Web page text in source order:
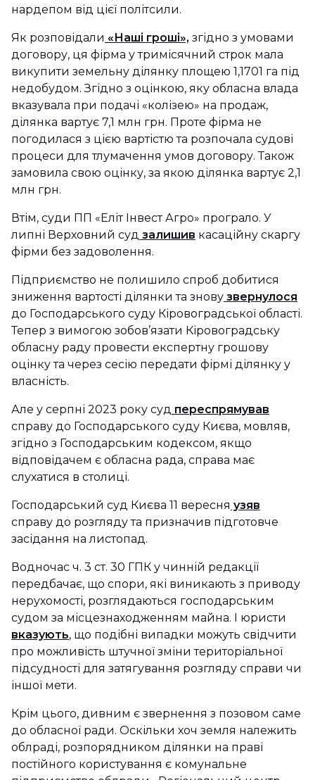
нардепом від цієї політсили.
Як розповідали «Наші гроші», згідно з умовами
договору, ця фірма у тримісячний строк мала
викупити земельну ділянку площею 1,1701 га під
недобудом. Згідно з оцінкою, яку обласна влада
вказувала при подачі «колізею» на продаж,
ділянка вартує 7,1 млн грн. Проте фірма не
погодилася з цією вартістю та розпочала судові
процеси для тлумачення умов договору. Також
замовила свою оцінку, за якою ділянка вартує 2,1
млн грн.
Втім, суди ПП «Еліт Інвест Агро» програло. У
липні Верховний суд залишив касаційну скаргу
фірми без задоволення.
Підприємство не полишило спроб добитися
зниження вартості ділянки та знову звернулося
до Господарського суду Кіровоградської області.
Тепер з вимогою зобов’язати Кіровоградську
обласну раду провести експертну грошову
оцінку та через сесію передати фірмі ділянку у
власність.
Але у серпні 2023 року суд переспрямував
справу до Господарського суду Києва, мовляв,
згідно з Господарським кодексом, якщо
відповідачем є обласна рада, справа має
слухатися в столиці.
Господарський суд Києва 11 вересня узяв
справу до розгляду та призначив підготовче
засідання на листопад.
Водночас ч. 3 ст. 30 ГПК у чинній редакції
передбачає, що спори, які виникають з приводу
нерухомості, розглядаються господарським
судом за місцезнаходженням майна. І юристи
вказують, що подібні випадки можуть свідчити
про можливість штучної зміни територіальної
підсудності для затягування розгляду справи чи
іншої мети.
Крім цього, дивним є звернення з позовом саме
до обласної ради. Оскільки хоч земля належить
облраді, розпорядником ділянки на праві
постійного користування є комунальне